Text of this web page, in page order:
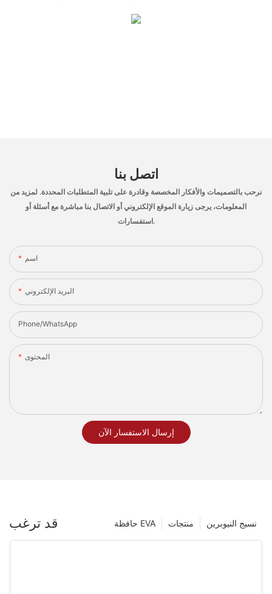
اتصل بنا
نرحب بالتصميمات والأفكار المخصصة وقادرة على تلبية المتطلبات المحددة. لمزيد من
المعلومات، يرجى زيارة الموقع الإلكتروني أو الاتصال بنا مباشرة مع أسئلة أو
استفسارات.
اسم
البريد الإلكتروني
Phone/whatsApp
المحتوى
إرسال الاستفسار الآن
قد ترغب نسيج النيوبرين منتجات حافظة EVA